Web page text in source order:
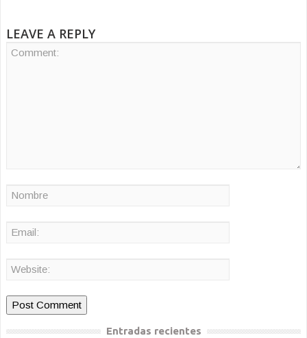
LEAVE A REPLY
Entradas recientes